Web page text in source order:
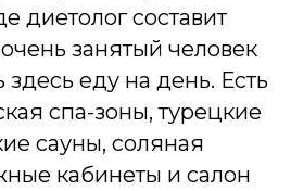
диетолог составит
занятый человек
здесь еду на день. Есть
спа-зоны, турецкие
сауны, соляная
кабинеты и салон